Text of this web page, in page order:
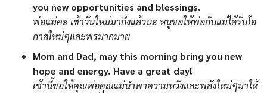
you new opportunities and blessings.
พ่อแม่คะ เช้าวันใหม่มาถึงแล้วนะ หนูขอให้พ่อกับแม่ได้รับโอ
กาสใหม่ๆและพรมากมาย
Mom and Dad, may this morning bring you new
hope and energy. Have a great day!
เช้านี้ขอให้คุณพ่อคุณแม่นำพาความหวังและพลังใหม่ๆมาให้